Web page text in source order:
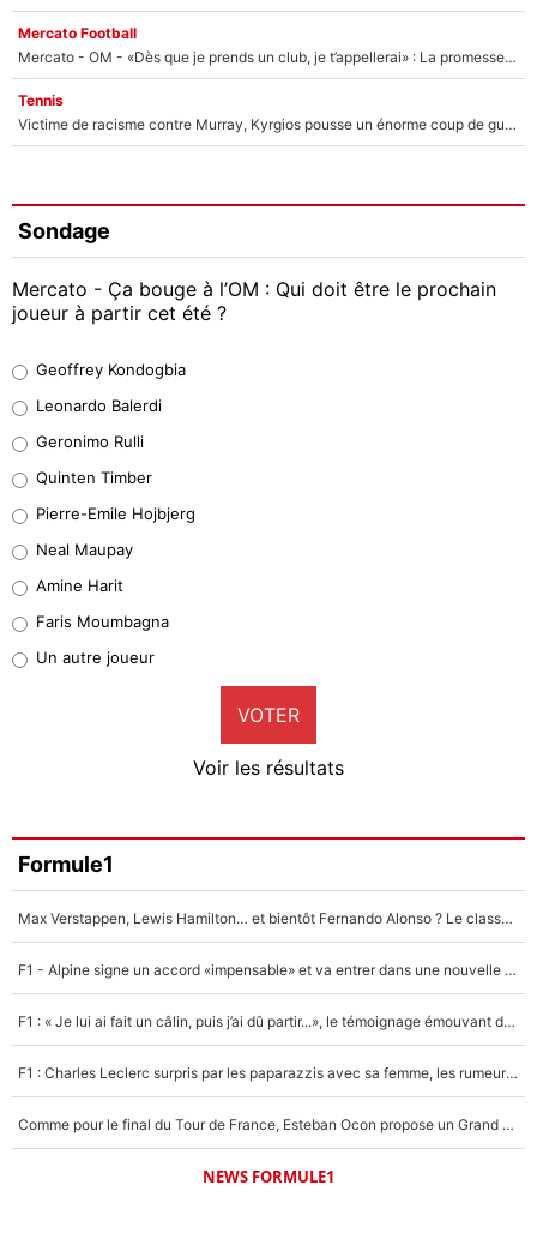
Mercato Football
Mercato - OM - «Dès que je prends un club, je t’appellerai» : La promesse de Marcelino au moment de claquer la porte
Tennis
Victime de racisme contre Murray, Kyrgios pousse un énorme coup de gueule !
Sondage
Mercato - Ça bouge à l’OM : Qui doit être le prochain
joueur à partir cet été ?
38%
32%
5%
1%
9%
Faris Moumbagna
4%
Un autre joueur
5%
Geoffrey Kondogbia
Leonardo Balerdi
Geronimo Rulli
Quinten Timber
Pierre-Emile Hojbjerg
Neal Maupay
Amine Harit
Faris Moumbagna
Un autre joueur
VOTER
Voir les résultats
Formule1
Max Verstappen, Lewis Hamilton… et bientôt Fernando Alonso ? Le classement des pilotes les mieux payés en Formule 1 risque de changer !
F1 - Alpine signe un accord «impensable» et va entrer dans une nouvelle dimension : Grande nouvelle pour Pierre Gasly !
F1 : « Je lui ai fait un câlin, puis j’ai dû partir...», le témoignage émouvant de Max Verstappen sur sa fille
F1 : Charles Leclerc surpris par les paparazzis avec sa femme, les rumeurs étaient vraies !
Comme pour le final du Tour de France, Esteban Ocon propose un Grand Prix de Formule 1 à Paris : «Autour de l’Arc de Triomphe, ce serait génial» !
NEWS FORMULE1